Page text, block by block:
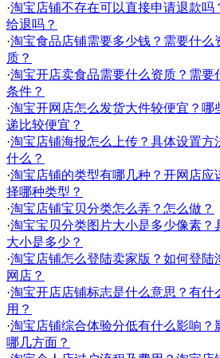
·淘宝店铺不存在可以直接申请退款吗
给退吗？
·淘宝食品店铺需要多少钱？需要什么
质？
·淘宝开店卖食品需要什么资质？需要
条件？
·淘宝开网店怎么发货大件较便宜？哪
递比较便宜？
·淘宝店铺海报怎么上传？具体设置方
什么？
·淘宝店铺的类型有哪几种？开网店应
择哪种类型？
·淘宝店铺宝贝分类怎么弄？怎么做？
·淘宝宝贝分类图片大小是多少像素？
大小是多少？
·淘宝店铺怎么登陆卖家版？如何登陆
网店？
·淘宝开店店铺标志是什么意思？有什
用？
·淘宝店铺综合体验分低有什么影响？
哪几方面？